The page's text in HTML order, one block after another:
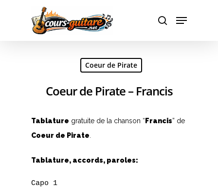
Hit enter to search or ESC to close
Coeur de Pirate
Coeur de Pirate – Francis
Tablature gratuite de la chanson “ Francis” de
Coeur de Pirate
Tablature, accords, paroles:
Capo 1